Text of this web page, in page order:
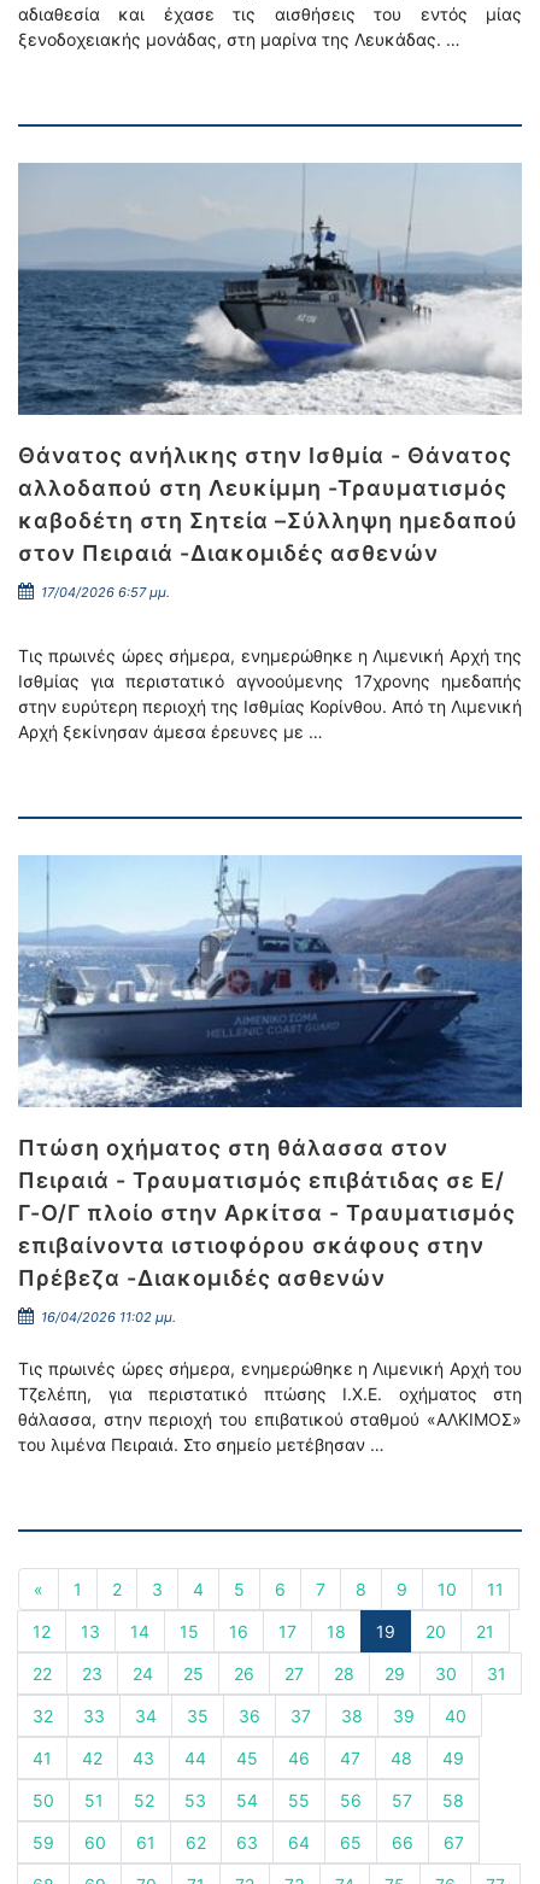
αδιαθεσία και έχασε τις αισθήσεις του εντός μίας
ξενοδοχειακής μονάδας, στη μαρίνα της Λευκάδας. …
Θάνατος ανήλικης στην Ισθμία - Θάνατος
αλλοδαπού στη Λευκίμμη -Τραυματισμός
καβοδέτη στη Σητεία –Σύλληψη ημεδαπού
στον Πειραιά -Διακομιδές ασθενών
17/04/2026 6:57 μμ.
Τις πρωινές ώρες σήμερα, ενημερώθηκε η Λιμενική Αρχή της
Ισθμίας για περιστατικό αγνοούμενης 17χρονης ημεδαπής
στην ευρύτερη περιοχή της Ισθμίας Κορίνθου. Από τη Λιμενική
Αρχή ξεκίνησαν άμεσα έρευνες με …
Πτώση οχήματος στη θάλασσα στον
Πειραιά - Τραυματισμός επιβάτιδας σε Ε/
Γ-Ο/Γ πλοίο στην Αρκίτσα - Τραυματισμός
επιβαίνοντα ιστιοφόρου σκάφους στην
Πρέβεζα -Διακομιδές ασθενών
16/04/2026 11:02 μμ.
Τις πρωινές ώρες σήμερα, ενημερώθηκε η Λιμενική Αρχή του
Τζελέπη, για περιστατικό πτώσης Ι.Χ.Ε. οχήματος στη
θάλασσα, στην περιοχή του επιβατικού σταθμού «ΑΛΚΙΜΟΣ»
του λιμένα Πειραιά. Στο σημείο μετέβησαν …
« 1 2 3 4 5 6 7 8 9 10 11
12 13 14 15 16 17 18 19 20 21
22 23 24 25 26 27 28 29 30 31
32 33 34 35 36 37 38 39 40
41 42 43 44 45 46 47 48 49
50 51 52 53 54 55 56 57 58
59 60 61 62 63 64 65 66 67